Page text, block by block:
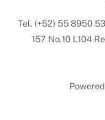
Tel. (+52) 55 8950
157 No.10 L104